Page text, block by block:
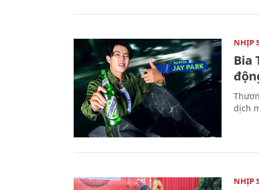
NHỊP
Bia
dịch
NHỊP